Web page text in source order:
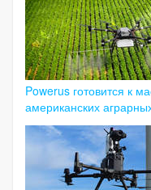
Powerus готовится к
американских